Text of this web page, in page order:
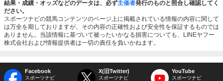
結果・成績・オッズなどのデータは、必ず主催者発行のものと照合し確認してく
ださい。
スポーツナビの競馬コンテンツのページ上に掲載されている情報の内容に関して
は万全を期しておりますが、その内容の正確性および安全性を保証するものでは
ありません。当該情報に基づいて被ったいかなる損害についても、LINEヤフー
株式会社および情報提供者は一切の責任を負いかねます。
Facebook
スポーツナビ
X(旧Twitter)
スポーツナビ
YouTube
スポーツナビ